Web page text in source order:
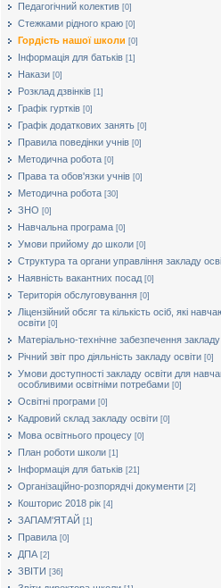
Педагогічний колектив [0]
Стежками рідного краю [0]
Гордість нашої школи [0]
Інформація для батьків [1]
Накази [0]
Розклад дзвінків [1]
Графік гуртків [0]
Графік додаткових занять [0]
Правила поведінки учнів [0]
Методична робота [0]
Права та обов'язки учнів [0]
Методична робота [30]
ЗНО [0]
Навчальна програма [0]
Умови прийому до школи [0]
Структура та органи управління закладу
Наявність вакантних посад [0]
Територія обслуговування [0]
Ліцензійний обсяг та кількість осіб, які
освіти [0]
Матеріально-технічне забезпечення закладу
Річний звіт про діяльність закладу освіти [0]
Умови доступності закладу освіти для
особливими освітніми потребами [0]
Освітні програми [0]
Кадровий склад закладу освіти [0]
Мова освітнього процесу [0]
План роботи школи [1]
Інформація для батьків [21]
Організаційно-розпорядчі документи [2]
Кошторис 2018 рік [4]
ЗАПАМ'ЯТАЙ [1]
Правила [0]
ДПА [2]
ЗВІТИ [36]